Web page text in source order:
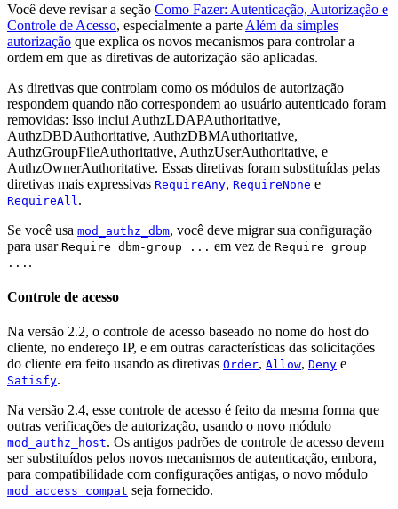
Você deve revisar a seção Como Fazer: Autenticação, Autorização e
Controle de Acesso, especialmente a parte Além da simples
autorização que explica os novos mecanismos para controlar a
ordem em que as diretivas de autorização são aplicadas.
As diretivas que controlam como os módulos de autorização
respondem quando não correspondem ao usuário autenticado foram
removidas: Isso inclui AuthzLDAPAuthoritative,
AuthzDBDAuthoritative, AuthzDBMAuthoritative,
AuthzGroupFileAuthoritative, AuthzUserAuthoritative, e
AuthzOwnerAuthoritative. Essas diretivas foram substituídas pelas
diretivas mais expressivas RequireAny, RequireNone e
RequireAll .
Se você usa mod_authz_dbm, você deve migrar sua configuração
para usar Require dbm-group ... em vez de Require group
... .
Controle de acesso
Na versão 2.2, o controle de acesso baseado no nome do host do
cliente, no endereço IP, e em outras características das solicitações
do cliente era feito usando as diretivas Order, Allow, Deny e
Satisfy.
Na versão 2.4, esse controle de acesso é feito da mesma forma que
outras verificações de autorização, usando o novo módulo
mod_authz_host. Os antigos padrões de controle de acesso devem
ser substituídos pelos novos mecanismos de autenticação, embora,
para compatibilidade com configurações antigas, o novo módulo
mod_access_compat seja fornecido.